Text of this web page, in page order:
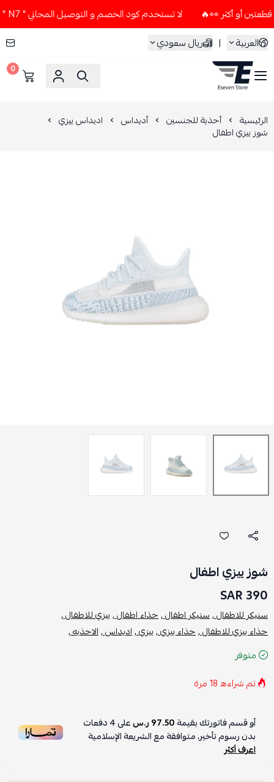
لا تستخدم كود الخصم و التوصيل المجاني " N7 " إلا إذا طلبت قطعتين أو أكثر 👀🔥
العربية
| ريال سعودي
ESEVEN STORE
0
الرئيسية أحذية للجنسين أديداس اديداس ييزي
شوز ييزي اطفال
شوز ييزي اطفال
390 SAR
سنيكر للاطفال ,سنيكر اطفال ,حذاء اطفال ,ييزي للاطفال ,
حذاء ييزي للاطفال ,حذاء ييزي ,ييزي ,اديداس ,الاحذيه ,
متوفر
تم شراءه18مرة
أو قسم فاتورتك بقيمة97.50 ر.س على4دفعات
بدون رسوم تأخير، متوافقة مع الشريعة الإسلامية
اعرف أكثر